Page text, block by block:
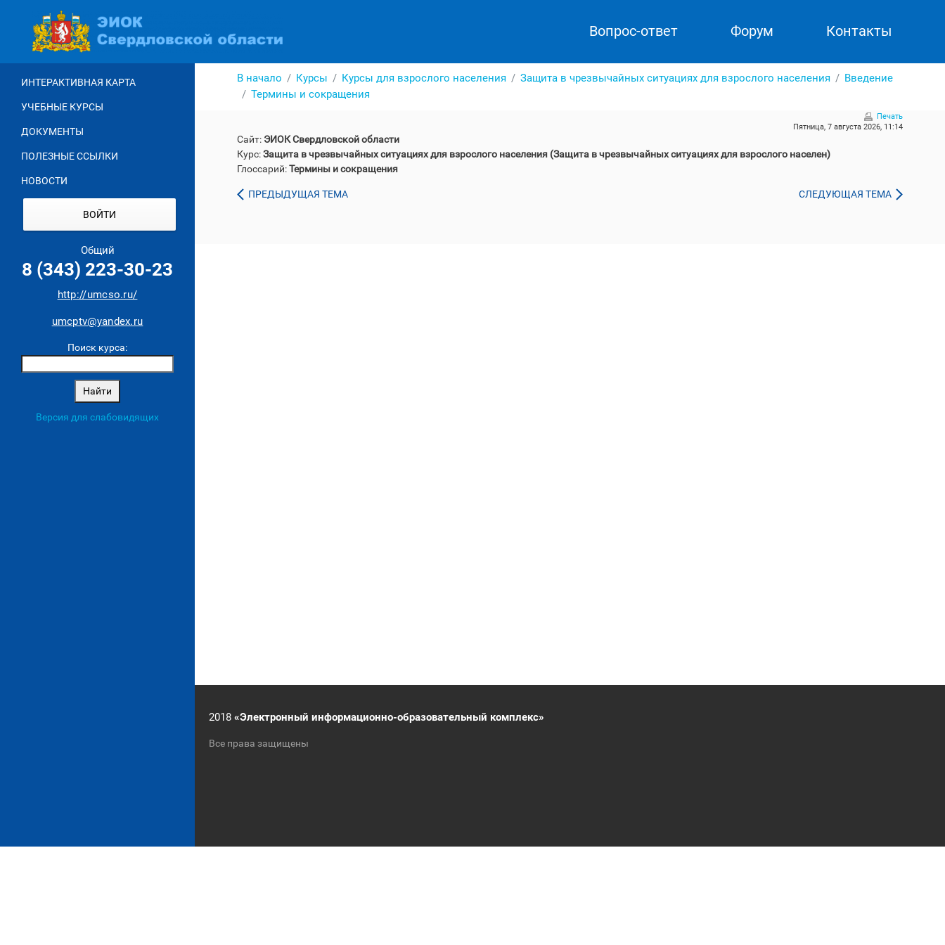
основному
содержанию
Вопрос-ответ Форум Контакты
ИНТЕРАКТИВНАЯ КАРТА
УЧЕБНЫЕ КУРСЫ
ДОКУМЕНТЫ
ПОЛЕЗНЫЕ ССЫЛКИ
НОВОСТИ
ВОЙТИ
Общий
8 (343) 223-30-23
http://umcso.ru/
umcptv@yandex.ru
Поиск курса:
Версия для слабовидящих
В начало Курсы Курсы для взрослого населения Защита в чрезвычайных ситуациях для взрослого населения
Введение
Термины и сокращения
Печать
Пятница, 7 августа 2026, 11:14
Сайт: ЭИОК Свердловской области
Курс:Защита в чрезвычайных ситуациях для взрослого населения (Защита в чрезвычайных ситуациях для взрослого населен)
Глоссарий:Термины и сокращения
ПРЕДЫДУЩАЯ ТЕМА СЛЕДУЮЩАЯ ТЕМА
2018 «Электронный информационно-образовательный комплекс»
Все права защищены